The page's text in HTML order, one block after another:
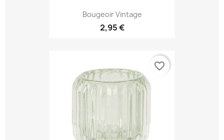
Bougeoir Vintage
2,95 €
favorite_border